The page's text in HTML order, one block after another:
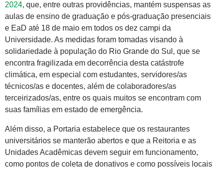
2024, que, entre outras providências, mantém suspensas as
aulas de ensino de graduação e pós-graduação presenciais
e EaD até 18 de maio em todos os dez campi da
Universidade. As medidas foram tomadas visando à
solidariedade à população do Rio Grande do Sul, que se
encontra fragilizada em decorrência desta catástrofe
climática, em especial com estudantes, servidores/as
técnicos/as e docentes, além de colaboradores/as
terceirizados/as, entre os quais muitos se encontram com
suas famílias em estado de emergência.
Além disso, a Portaria estabelece que os restaurantes
universitários se manterão abertos e que a Reitoria e as
Unidades Acadêmicas devem seguir em funcionamento,
como pontos de coleta de donativos e como possíveis locais